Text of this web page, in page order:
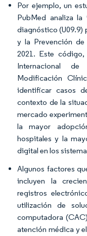
Por ejemplo, un
PubMed analiza
diagnóstico (U09.9)
y la Prevención
2021. Este
Internacional de
Modificación
identificar casos
contexto de la
mercado
la mayor
hospitales y la
digital en los
Algunos factores
incluyen la
registros
utilización de
computadora
atención médica y